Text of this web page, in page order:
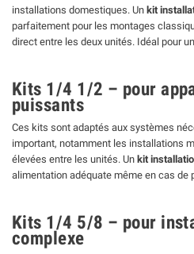
installations domestiques. Un kit
parfaitement pour les montages
direct entre les deux unités. Idéal pour un
Kits 1/4 1/2 – pour
puissants
Ces kits sont adaptés aux systèmes
important, notamment les installations
élevées entre les unités. Un kit
alimentation adéquate même en cas de
Kits 1/4 5/8 – pour
complexe